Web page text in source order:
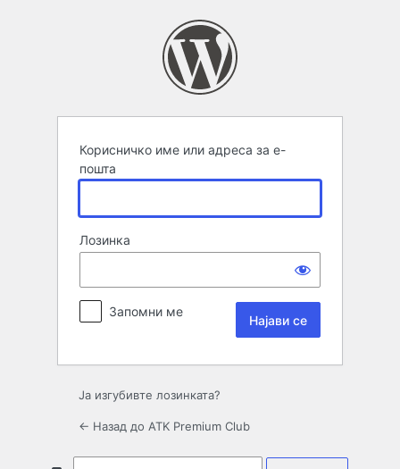
Корисничко име или адреса за е-
пошта
Лозинка
Запомни ме
Ја изгубивте лозинката?
← Назад до ATK Premium Club